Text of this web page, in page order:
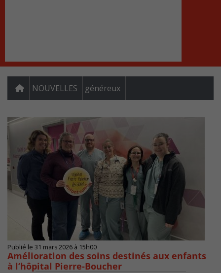
NOUVELLES généreux
Publié le 31 mars 2026 à 15h00
Amélioration des soins destinés aux enfants
à l’hôpital Pierre-Boucher